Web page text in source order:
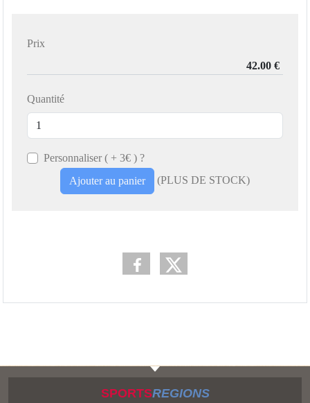
Prix
Quantité
Personnaliser ( + 3€ ) ?
Ajouter au panier
(PLUS DE STOCK)
SPORTSREGIONS